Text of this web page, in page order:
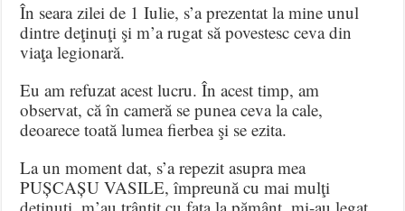
În seara zilei de 1 Iulie, s’a prezentat la mine unul
dintre deţinuţi şi m’a rugat să povestesc ceva din
viaţa legionară.
Eu am refuzat acest lucru. În acest timp, am
observat, că în cameră se punea ceva la cale,
deoarece toată lumea fierbea şi se ezita.
La un moment dat, s’a repezit asupra mea
PUȘCAȘU VASILE, împreună cu mai mulţi